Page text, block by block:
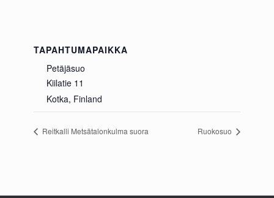
TAPAHTUMAPAIKKA
Petäjäsuo
Kiilatie 11
Kotka, Finland
Reitkalli Metsätalonkulma suora Ruokosuo